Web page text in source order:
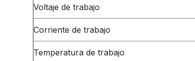
Voltaje de trabajo
Corriente de trabajo
Temperatura de trabajo